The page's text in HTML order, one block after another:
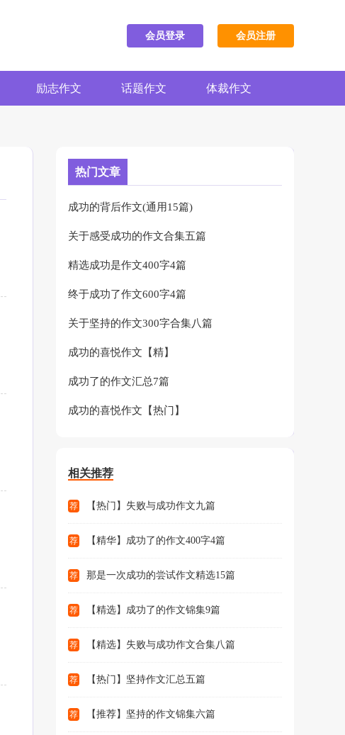
会员登录 会员注册
励志作文 话题作文 体裁作文
热门文章
成功的背后作文(通用15篇)
关于感受成功的作文合集五篇
精选成功是作文400字4篇
终于成功了作文600字4篇
关于坚持的作文300字合集八篇
成功的喜悦作文【精】
成功了的作文汇总7篇
成功的喜悦作文【热门】
相关推荐
荐 【热门】失败与成功作文九篇
荐 【精华】成功了的作文400字4篇
荐 那是一次成功的尝试作文精选15篇
荐 【精选】成功了的作文锦集9篇
荐 【精选】失败与成功作文合集八篇
荐 【热门】坚持作文汇总五篇
荐 【推荐】坚持的作文锦集六篇